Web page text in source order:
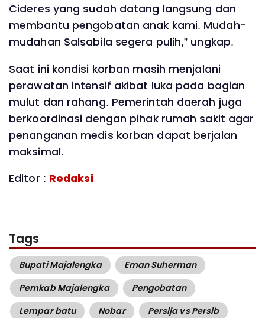
Cideres yang sudah datang langsung dan
membantu pengobatan anak kami. Mudah-
mudahan Salsabila segera pulih,” ungkap.
Saat ini kondisi korban masih menjalani
perawatan intensif akibat luka pada bagian
mulut dan rahang. Pemerintah daerah juga
berkoordinasi dengan pihak rumah sakit agar
penanganan medis korban dapat berjalan
maksimal.
Editor : Redaksi
Tags
Bupati Majalengka
Eman Suherman
Pemkab Majalengka
Pengobatan
Lempar batu
Nobar Persija vs Persib